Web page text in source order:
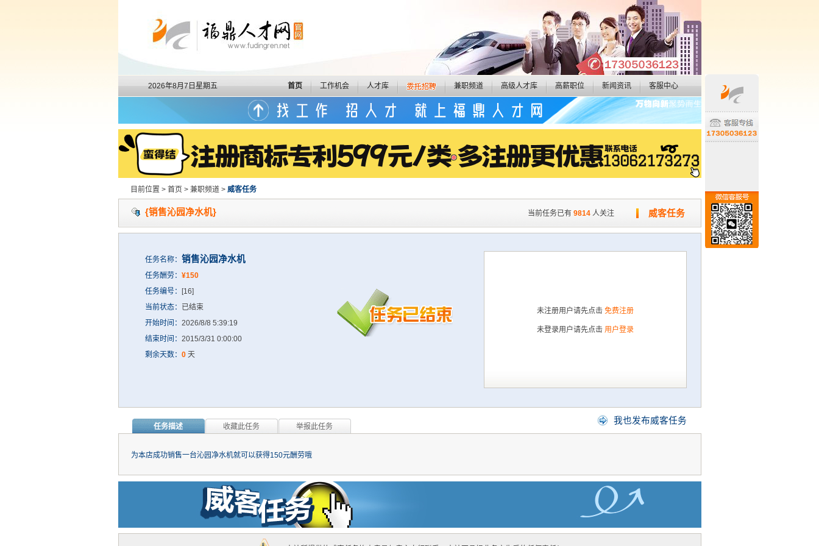
2026年8月7日星期五 首页 工作机会 人才库 兼职频道 高级人才库 高薪职位 新闻资讯 客服中心
目前位置 > 首页 > 兼职频道 > 威客任务
{销售沁园净水机} 当前任务已有 9814人关注 威客任务
任务名称： 销售沁园净水机
任务酬劳： ¥150
任务编号：
[16]
当前状态：
已结束
开始时间： 2026/8/8 5:39:19
结束时间： 2015/3/31 0:00:00
剩余天数： 0天
未注册用户请先点击 免费注册
未登录用户请先点击 用户登录
任务描述 收藏此任务 举报此任务
我也发布威客任务
为本店成功销售一台沁园净水机就可以获得150元酬劳哦